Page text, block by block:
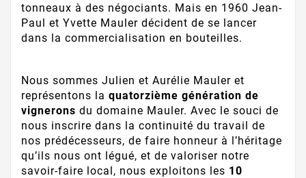
tonneaux à des négociants. Mais en 1960 Jean-
Paul et Yvette Mauler décident de se lancer
dans la commercialisation en bouteilles.
Nous sommes Julien et Aurélie Mauler et
représentons la quatorzième génération de
vignerons du domaine Mauler. Avec le souci de
nous inscrire dans la continuité du travail de
nos prédécesseurs, de faire honneur à l’héritage
qu’ils nous ont légué, et de valoriser notre
savoir-faire local, nous exploitons les 10